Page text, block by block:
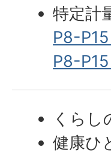
特定計
P8-
P8-
くらし
健康ひ